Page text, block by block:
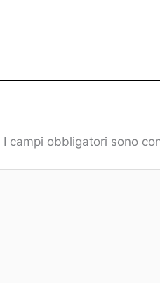
I campi obbligatori sono